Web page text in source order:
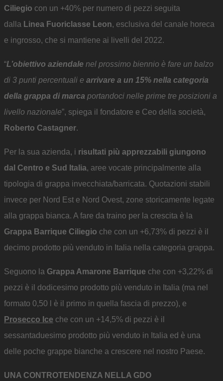
Ciliegio con un +40% per numero di pezzi seguita
dalla Linea Fuoriclasse Leon, esclusiva del canale horeca
e ingrosso, che si mantiene ai livelli del 2022.
“L’obiettivo aziendale nel prossimo biennio è fare un balzo
di 3 punti percentuali e arrivare a un 15% nella categoria
della grappa di marca portandoci nelle prime tre posizioni a
livello nazionale”, spiega il fondatore e Ceo della società,
Roberto Castagner.
Per la sua azienda, i risultati più apprezzabili giungono
dal Centro e Sud Italia, aree vocate principalmente alla
tipologia di grappa invecchiata/barricata. Quotazioni stabili
invece per Nord Est e Nord Ovest, zone storicamente legate
alla grappa bianca. A fare da traino per la crescita è la
Grappa Barrique Ciliegio che con un +6,73% di pezzi è il
decimo prodotto più venduto in Italia nella categoria grappa.
Seguono la Grappa Amarone Barrique che con +3,22% di
pezzi è il dodicesimo prodotto più venduto in Italia (ma nel
formato 0,50 l è il primo in quella fascia di prezzo), e
Prosecco Ice che con un +14,5% di pezzi è il
sessantaduesimo prodotto più venduto in Italia ed è una
delle poche grappe bianche a crescere nel nostro Paese.
UNA CONTROTENDENZA NELLA GDO